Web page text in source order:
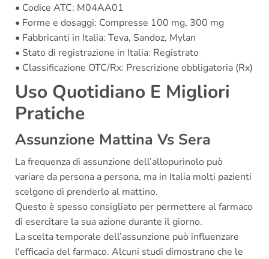
• Codice ATC: M04AA01
• Forme e dosaggi: Compresse 100 mg, 300 mg
• Fabbricanti in Italia: Teva, Sandoz, Mylan
• Stato di registrazione in Italia: Registrato
• Classificazione OTC/Rx: Prescrizione obbligatoria (Rx)
Uso Quotidiano E Migliori
Pratiche
Assunzione Mattina Vs Sera
La frequenza di assunzione dell’allopurinolo può
variare da persona a persona, ma in Italia molti pazienti
scelgono di prenderlo al mattino.
Questo è spesso consigliato per permettere al farmaco
di esercitare la sua azione durante il giorno.
La scelta temporale dell’assunzione può influenzare
l'efficacia del farmaco. Alcuni studi dimostrano che le